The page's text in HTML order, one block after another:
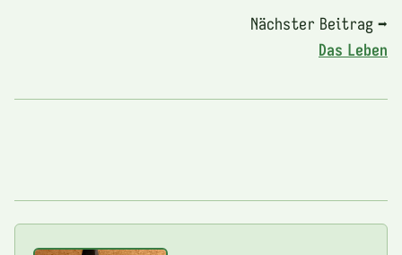
Nächster Beitrag ➡
Das Leben